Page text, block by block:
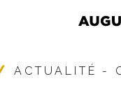
ACTUALITÉ -